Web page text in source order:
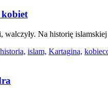
walczyły. Na historię
historia, islam, Kartagina,